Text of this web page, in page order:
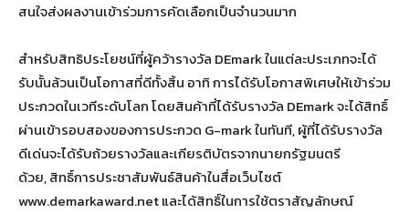
สนใจส่งผลงานเข้าร่วมการคัดเลือกเป็นจำนวนมาก
สำหรับสิทธิประโยชน์ที่ผู้คว้ารางวัล DEmark ในแต่ละประเภทจะได้
รับนั้นล้วนเป็นโอกาสที่ดีทั้งสิ้น อาทิ การได้รับโอกาสพิเศษให้เข้าร่วม
ประกวดในเวทีระดับโลก โดยสินค้าที่ได้รับรางวัล DEmark จะได้สิทธิ์
ผ่านเข้ารอบสองของการประกวด G-mark ในทันที, ผู้ที่ได้รับรางวัล
ดีเด่นจะได้รับถ้วยรางวัลและเกียรติบัตรจากนายกรัฐมนตรี
ด้วย, สิทธิ์การประชาสัมพันธ์สินค้าในสื่อเว็บไซต์
www.demarkaward.net และได้สิทธิ์ในการใช้ตราสัญลักษณ์